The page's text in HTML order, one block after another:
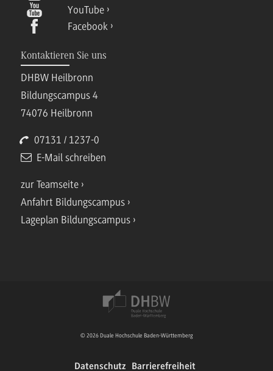
YouTube
Facebook
Kontaktieren Sie uns
DHBW Heilbronn
Bildungscampus 4
74076 Heilbronn
07131 / 1237-0
E-Mail schreiben
zur Teamseite
Anfahrt Bildungscampus
Lageplan Bildungscampus
© 2026 Duale Hochschule Baden-Württemberg
Datenschutz Barrierefreiheit